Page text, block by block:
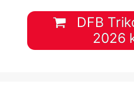
DFB
2026